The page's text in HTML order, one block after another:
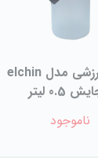
شیکر ورزشی مدل elchin
0.5 لیتر
ناموجود